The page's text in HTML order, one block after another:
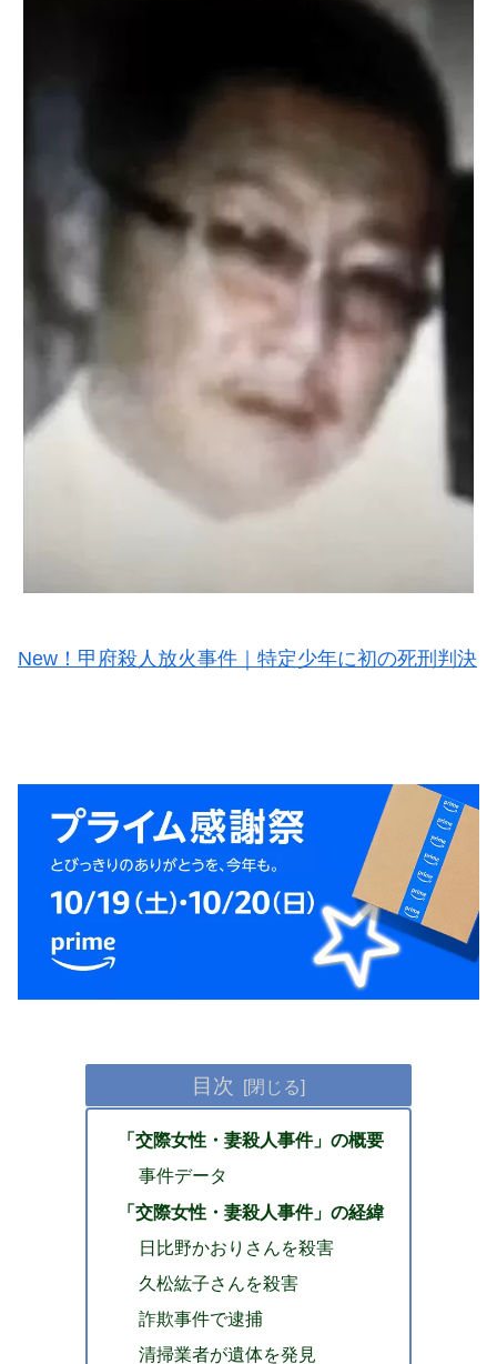
New！甲府殺人放火事件｜特定少年に初の死刑判決
目次
「交際女性・妻殺人事件」の概要
事件データ
「交際女性・妻殺人事件」の経緯
日比野かおりさんを殺害
久松紘子さんを殺害
詐欺事件で逮捕
清掃業者が遺体を発見